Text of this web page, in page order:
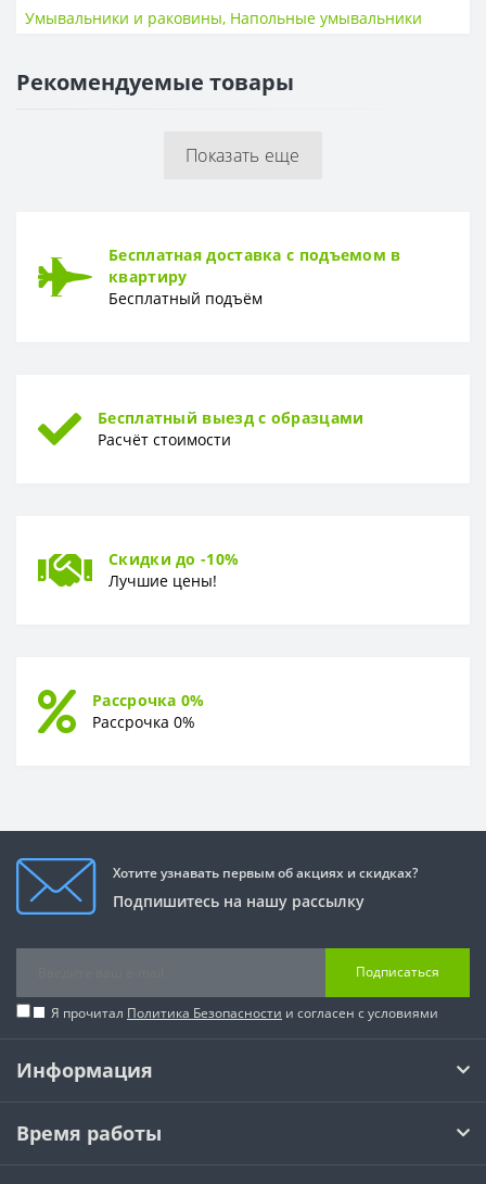
Высота
ГЛУБИНА
Умывальники и раковины, Напольные умывальники
Рекомендуемые товары
Показать еще
Бесплатная доставка с подъемом в
квартиру
Бесплатный подъём
Бесплатный выезд с образцами
Расчёт стоимости
Скидки до -10%
Лучшие цены!
Рассрочка 0%
Рассрочка 0%
Хотите узнавать первым об акциях и скидках?
Подпишитесь на нашу рассылку
Подписаться
Я прочитал Политика Безопасности и согласен с условиями
Информация
Время работы